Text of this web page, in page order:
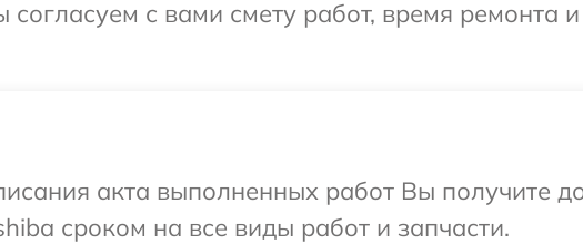
с вами смету работ, время ремонта
акта выполненных работ Вы получите
сроком на все виды работ и запчасти.